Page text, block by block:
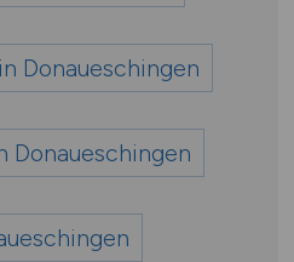
Donaueschingen
Donaueschingen